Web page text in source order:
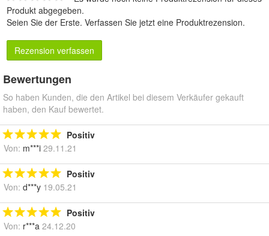
Produkt abgegeben.
Seien Sie der Erste. Verfassen Sie jetzt eine Produktrezension.
Rezension verfassen
Bewertungen
So haben Kunden, die den Artikel bei diesem Verkäufer gekauft
haben, den Kauf bewertet.
Positiv
Von: m***i 29.11.21
Positiv
Von: d***y 19.05.21
Positiv
Von: r***a 24.12.20